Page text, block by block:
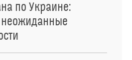
по Украине: